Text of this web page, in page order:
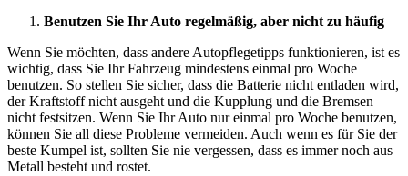
Benutzen Sie Ihr Auto regelmäßig, aber nicht zu häufig
Wenn Sie möchten, dass andere Autopflegetipps funktionieren, ist es
wichtig, dass Sie Ihr Fahrzeug mindestens einmal pro Woche
benutzen. So stellen Sie sicher, dass die Batterie nicht entladen wird,
der Kraftstoff nicht ausgeht und die Kupplung und die Bremsen
nicht festsitzen. Wenn Sie Ihr Auto nur einmal pro Woche benutzen,
können Sie all diese Probleme vermeiden. Auch wenn es für Sie der
beste Kumpel ist, sollten Sie nie vergessen, dass es immer noch aus
Metall besteht und rostet.